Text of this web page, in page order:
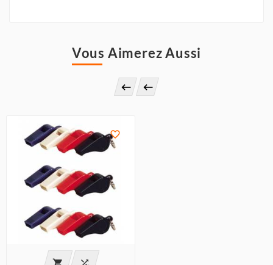
Vous Aimerez Aussi
 
